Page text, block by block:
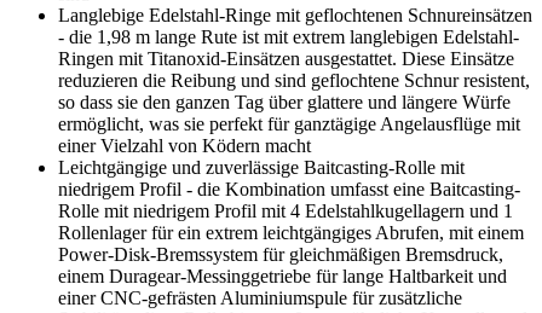
Langlebige Edelstahl-Ringe mit geflochtenen Schnureinsätzen
- die 1,98 m lange Rute ist mit extrem langlebigen Edelstahl-
Ringen mit Titanoxid-Einsätzen ausgestattet. Diese Einsätze
reduzieren die Reibung und sind geflochtene Schnur resistent,
so dass sie den ganzen Tag über glattere und längere Würfe
ermöglicht, was sie perfekt für ganztägige Angelausflüge mit
einer Vielzahl von Ködern macht
Leichtgängige und zuverlässige Baitcasting-Rolle mit
niedrigem Profil - die Kombination umfasst eine Baitcasting-
Rolle mit niedrigem Profil mit 4 Edelstahlkugellagern und 1
Rollenlager für ein extrem leichtgängiges Abrufen, mit einem
Power-Disk-Bremssystem für gleichmäßigen Bremsdruck,
einem Duragear-Messinggetriebe für lange Haltbarkeit und
einer CNC-gefrästen Aluminiumspule für zusätzliche